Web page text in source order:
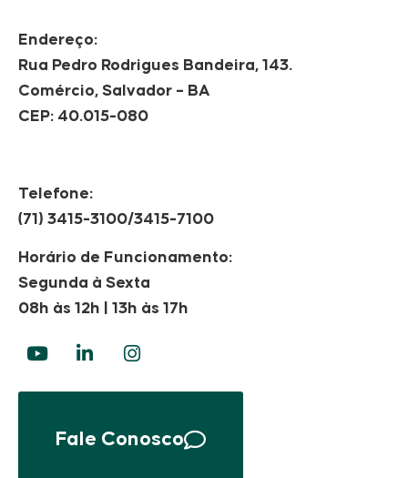
Endereço:
Rua Pedro Rodrigues Bandeira, 143.
Comércio, Salvador – BA
CEP: 40.015-080
Telefone:
(71) 3415-3100/3415-7100
Horário de Funcionamento:
Segunda à Sexta
08h às 12h | 13h às 17h
Fale Conosco